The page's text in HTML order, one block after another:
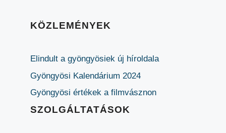
KÖZLEMÉNYEK
Elindult a gyöngyösiek új híroldala
Gyöngyösi Kalendárium 2024
Gyöngyösi értékek a filmvásznon
SZOLGÁLTATÁSOK